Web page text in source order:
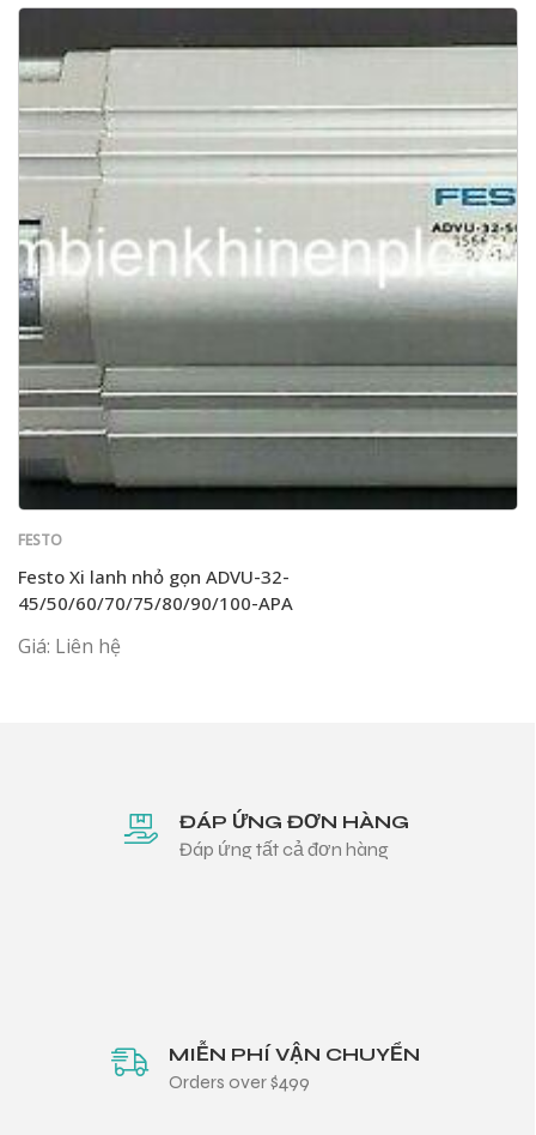
FESTO
Festo Xi lanh nhỏ gọn ADVU-32-
45/50/60/70/75/80/90/100-APA
Giá: Liên hệ
ĐÁP ỨNG ĐƠN HÀNG
Đáp ứng tất cả đơn hàng
MIỄN PHÍ VẬN CHUYỂN
Orders over $499